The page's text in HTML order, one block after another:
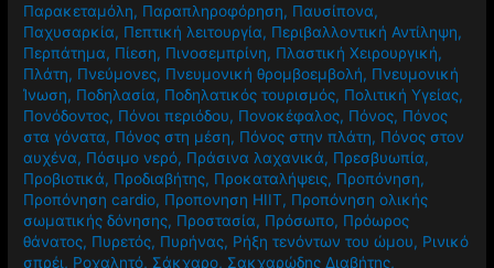
Παρακεταμόλη, Παραπληροφόρηση, Παυσίπονα,
Παχυσαρκία, Πεπτική λειτουργία, Περιβαλλοντική Αντίληψη,
Περπάτημα, Πίεση, Πινοσεμπρίνη, Πλαστική Χειρουργική,
Πλάτη, Πνεύμονες, Πνευμονική θρομβοεμβολή, Πνευμονική
Ίνωση, Ποδηλασία, Ποδηλατικός τουρισμός, Πολιτική Υγείας,
Πονόδοντος, Πόνοι περιόδου, Πονοκέφαλος, Πόνος, Πόνος
στα γόνατα, Πόνος στη μέση, Πόνος στην πλάτη, Πόνος στον
αυχένα, Πόσιμο νερό, Πράσινα λαχανικά, Πρεσβυωπία,
Προβιοτικά, Προδιαβήτης, Προκαταλήψεις, Προπόνηση,
Προπόνηση cardio, Προπονηση HIIT, Προπόνηση ολικής
σωματικής δόνησης, Προστασία, Πρόσωπο, Πρόωρος
θάνατος, Πυρετός, Πυρήνας, Ρήξη τενόντων του ώμου, Ρινικό
σπρέι, Ροχαλητό, Σάκχαρο, Σακχαρώδης Διαβήτης,